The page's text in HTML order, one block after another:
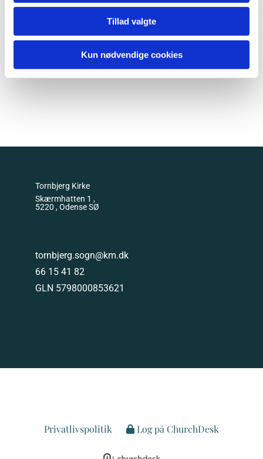
Tillad valgte
Kun nødvendige cookies
Tornbjerg Kirke
Skærmhatten 1 ,
5220 , Odense SØ
tornbjerg.sogn@km.dk
66 15 41 82
GLN 5798000853621
Privatlivspolitik Log på ChurchDesk